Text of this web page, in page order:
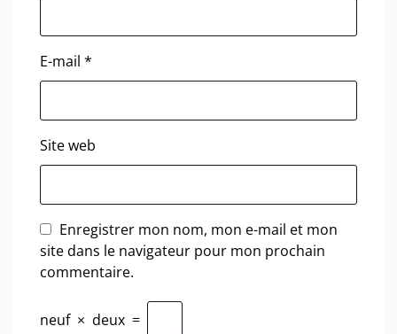
E-mail *
Site web
Enregistrer mon nom, mon e-mail et mon
site dans le navigateur pour mon prochain
commentaire.
neuf × deux =